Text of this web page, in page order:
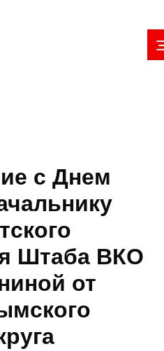
с Днем
Штаба ВКО
от